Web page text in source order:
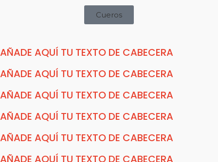
Cueros
AÑADE AQUÍ TU TEXTO DE CABECERA
AÑADE AQUÍ TU TEXTO DE CABECERA
AÑADE AQUÍ TU TEXTO DE CABECERA
AÑADE AQUÍ TU TEXTO DE CABECERA
AÑADE AQUÍ TU TEXTO DE CABECERA
AÑADE AQUÍ TU TEXTO DE CABECERA